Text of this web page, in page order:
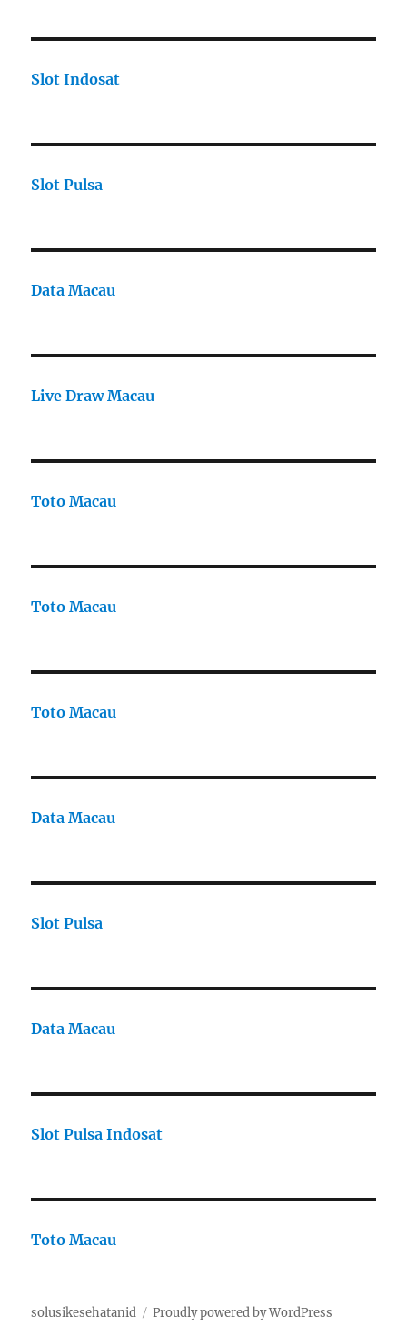
Slot Indosat
Slot Pulsa
Data Macau
Live Draw Macau
Toto Macau
Toto Macau
Toto Macau
Data Macau
Slot Pulsa
Data Macau
Slot Pulsa Indosat
Toto Macau
solusikesehatanid Proudly powered by WordPress